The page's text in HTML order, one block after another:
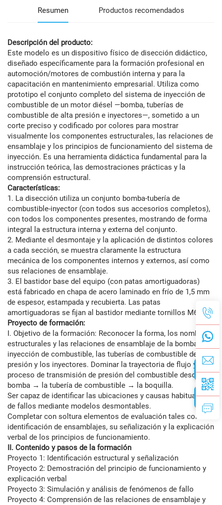
Resumen Productos recomendados
Descripción del producto:
Este modelo es un dispositivo físico de disección didáctico,
diseñado específicamente para la formación profesional en
automoción/motores de combustión interna y para la
capacitación en mantenimiento empresarial. Utiliza como
prototipo el conjunto completo del sistema de inyección de
combustible de un motor diésel —bomba, tuberías de
combustible de alta presión e inyectores—, sometido a un
corte preciso y codificado por colores para mostrar
visualmente los componentes estructurales, las relaciones de
ensamblaje y los principios de funcionamiento del sistema de
inyección. Es una herramienta didáctica fundamental para la
instrucción teórica, las demostraciones prácticas y la
comprensión estructural.
Características:
1. La disección utiliza un conjunto bomba-tubería de
combustible-inyector (con todos sus accesorios completos),
con todos los componentes presentes, mostrando de forma
integral la estructura interna y externa del conjunto.
2. Mediante el desmontaje y la aplicación de distintos colores
a cada sección, se muestra claramente la estructura
mecánica de los componentes internos y externos, así como
sus relaciones de ensamblaje.
3. El bastidor base del equipo (con patas amortiguadoras)
está fabricado en chapa de acero laminado en frío de 1,5 mm
de espesor, estampada y recubierta. Las patas
amortiguadoras se fijan al bastidor mediante tornillos M6×4.
Proyecto de formación:
I. Objetivo de la formación: Reconocer la forma, los nombres
estructurales y las relaciones de ensamblaje de la bomba de
inyección de combustible, las tuberías de combustible de alta
presión y los inyectores. Dominar la trayectoria de flujo y el
proceso de transmisión de presión del combustible desde la
bomba → la tubería de combustible → la boquilla.
Ser capaz de identificar las ubicaciones y causas habituales
de fallos mediante modelos desmontables.
Completar con soltura elementos de evaluación tales como la
identificación de ensamblajes, su señalización y la explicación
verbal de los principios de funcionamiento.
II. Contenido y pasos de la formación
Proyecto 1: Identificación estructural y señalización
Proyecto 2: Demostración del principio de funcionamiento y
explicación verbal
Proyecto 3: Simulación y análisis de fenómenos de fallo
Proyecto 4: Comprensión de las relaciones de ensamblaje y